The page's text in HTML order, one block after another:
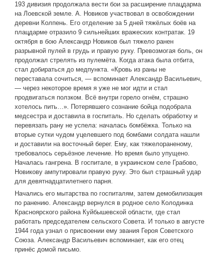
193 дивизия продолжала вести бои за расширение плацдарма
на Лоевской земле. А. Новиков участвовал в освобождении
деревни Колпень. Его отделение за 5 дней тяжёлых боёв на
плацдарме отразило 9 сильнейших вражеских контратак. 19
октября в бою Александр Новиков был тяжело ранен
разрывной пулей в грудь и правую руку. Превозмогая боль, он
продолжал стрелять из пулемёта. Когда атака была отбита,
стал добираться до медпункта. «Кровь из раны не
переставала сочиться, — вспоминает Александр Васильевич,
— через некоторое время я уже не мог идти и стал
продвигаться ползком. Всё внутри горело огнём, страшно
хотелось пить…». Потерявшего сознание бойца подобрала
медсестра и доставила в госпиталь. Но сделать обработку и
перевязать рану не успела: началась бомбёжка. Только на
вторые сутки чудом уцелевшего под бомбами солдата нашли
и доставили на восточный берег. Ему, как тяжелораненому,
требовалось серьёзное лечение. Но время было упущено.
Началась гангрена. В госпитале, в украинском селе Грабово,
Новикову ампутировали правую руку. Это был страшный удар
для девятнадцатилетнего парня.
Начались его мытарства по госпиталям, затем демобилизация
по ранению. Александр вернулся в родное село Колодинка
Красноярского района Куйбышевской области, где стал
работать председателем сельского Совета. И только в августе
1944 года узнал о присвоении ему звания Героя Советского
Союза. Александр Васильевич вспоминает, как его отец
принёс домой письмо.